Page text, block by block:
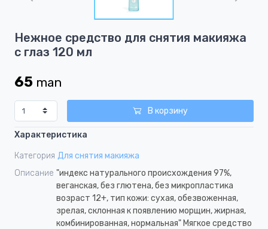
1
of
Нежное средство для снятия макияжа
с глаз 120 мл
65 man
В корзину
Характеристика
Категория Для снятия макияжа
Описание "индекс натурального происхождения 97%,
веганская, без глютена, без микропластика
возраст 12+, тип кожи: сухая, обезвоженная,
зрелая, склонная к появлению морщин, жирная,
комбинированная, нормальная" Мягкое средство